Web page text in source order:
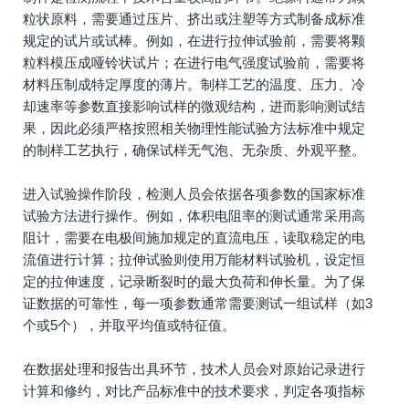
粒状原料，需要通过压片、挤出或注塑等方式制备成标准
规定的试片或试棒。例如，在进行拉伸试验前，需要将颗
粒料模压成哑铃状试片；在进行电气强度试验前，需要将
材料压制成特定厚度的薄片。制样工艺的温度、压力、冷
却速率等参数直接影响试样的微观结构，进而影响测试结
果，因此必须严格按照相关物理性能试验方法标准中规定
的制样工艺执行，确保试样无气泡、无杂质、外观平整。
进入试验操作阶段，检测人员会依据各项参数的国家标准
试验方法进行操作。例如，体积电阻率的测试通常采用高
阻计，需要在电极间施加规定的直流电压，读取稳定的电
流值进行计算；拉伸试验则使用万能材料试验机，设定恒
定的拉伸速度，记录断裂时的最大负荷和伸长量。为了保
证数据的可靠性，每一项参数通常需要测试一组试样（如3
个或5个），并取平均值或特征值。
在数据处理和报告出具环节，技术人员会对原始记录进行
计算和修约，对比产品标准中的技术要求，判定各项指标